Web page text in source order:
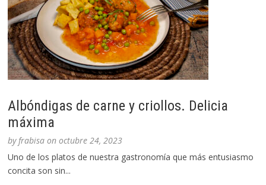
Albóndigas de carne y criollos. Delicia
máxima
byfrabisa onoctubre 24, 2023
Uno de los platos de nuestra gastronomía que más entusiasmo
concita son sin...